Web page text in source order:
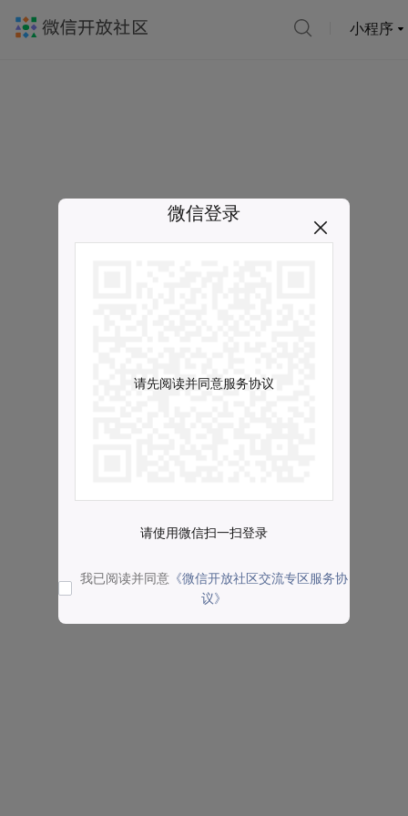
小程序
微信登录
请先阅读并同意服务协议
请使用微信扫一扫登录
我已阅读并同意 《微信开放社区交流专区服务协
议》